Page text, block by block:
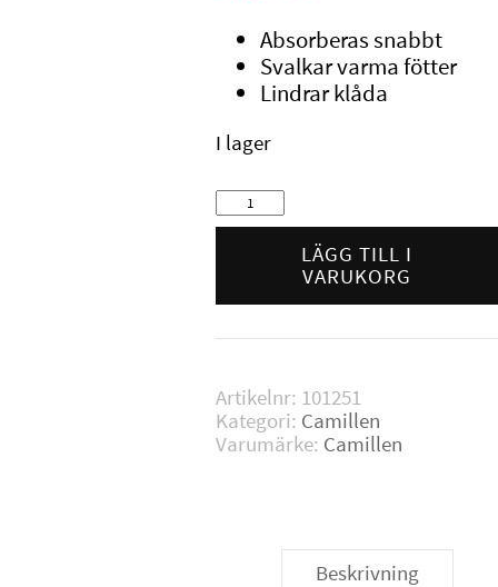
Absorberas snabbt
Svalkar varma fötter
Lindrar klåda
I lager
Camillen
Eis-
ml
mängd
LÄGG TILL I
VARUKORG
Artikelnr: 101251
Kategori: Camillen
Varumärke: Camillen
Beskrivning